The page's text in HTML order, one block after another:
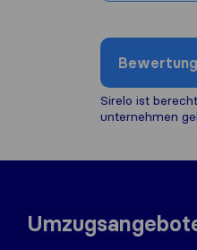
Sirelo ist
unternehmen